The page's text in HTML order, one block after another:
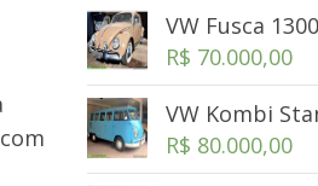
VW Fusca
R$ 70.000,00
VW Kombi
R$ 80.000,00